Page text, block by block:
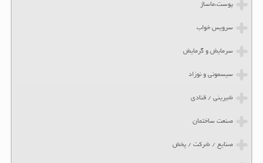
پوست،ماساژ
سرویس خواب
سرمایش و گرمایش
سیسمونی و نوزاد
شیرینی / قنادی
صنعت ساختمان
صنایع / شرکت / پخش